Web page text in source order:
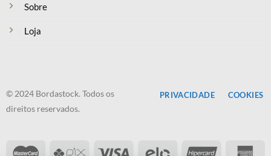
Sobre
Loja
© 2024 Bordastock. Todos os
direitos reservados.
PRIVACIDADE COOKIES